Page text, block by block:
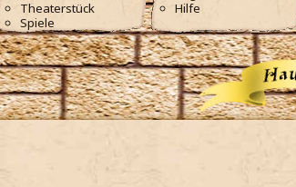
Theaterstück
Spiele
Hilfe